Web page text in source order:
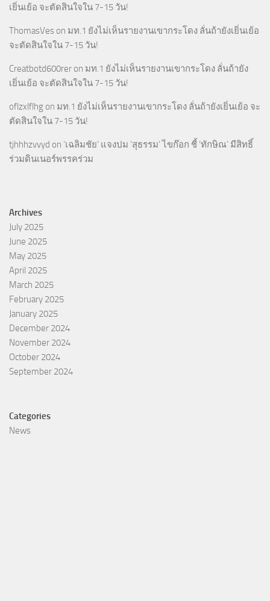
เยิ่นเย้อ จะตัดสินใจใน 7-15 วัน!
ThomasVes on มท.1 ยังไม่เห็นรายงานเขากระโดง ลั่นถ้ายังเยิ่นเย้อ
จะตัดสินใจใน 7-15 วัน!
Creatbotd600rer on มท.1 ยังไม่เห็นรายงานเขากระโดง ลั่นถ้ายัง
เยิ่นเย้อ จะตัดสินใจใน 7-15 วัน!
oflzxlflhg on มท.1 ยังไม่เห็นรายงานเขากระโดง ลั่นถ้ายังเยิ่นเย้อ จะ
ตัดสินใจใน 7-15 วัน!
tjhhhzvvyd on ‘เฉลิมชัย’ แจงปม ‘สุธรรม’ ไขก๊อก ชี้ ‘ทักษิณ’ มีสิทธิ์
ร่วมดินเนอร์พรรคร่วม
Archives
July 2025
June 2025
May 2025
April 2025
March 2025
February 2025
January 2025
December 2024
November 2024
October 2024
September 2024
Categories
News